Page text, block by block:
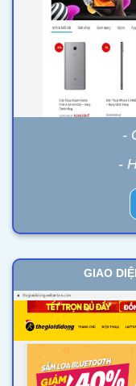
-
-
GIAO